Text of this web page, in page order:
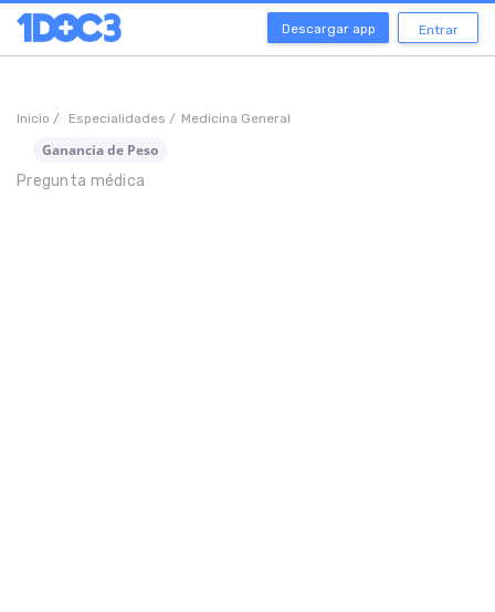
Descargar app Entrar
Inicio / Especialidades / Medicina General
Ganancia de Peso
Pregunta médica